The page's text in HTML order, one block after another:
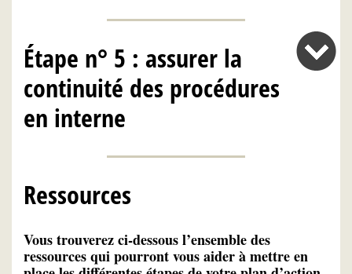
Étape n° 5 : assurer la
continuité des procédures
en interne
Ressources
Vous trouverez ci-dessous l’ensemble des
ressources qui pourront vous aider à mettre en